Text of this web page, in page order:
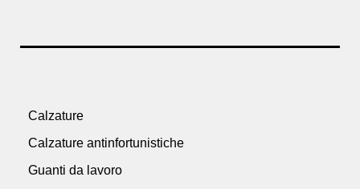
Calzature
Calzature antinfortunistiche
Guanti da lavoro